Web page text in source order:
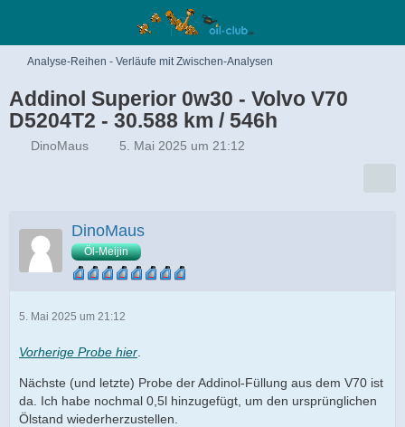
Analyse-Reihen - Verläufe mit Zwischen-Analysen
Addinol Superior 0w30 - Volvo V70
D5204T2 - 30.588 km / 546h
DinoMaus 5. Mai 2025 um 21:12
DinoMaus
Öl-Meijin
5. Mai 2025 um 21:12
Vorherige Probe hier
Nächste (und letzte) Probe der Addinol-Füllung aus dem V70 ist
da. Ich habe nochmal 0,5l hinzugefügt, um den ursprünglichen
Ölstand wiederherzustellen.